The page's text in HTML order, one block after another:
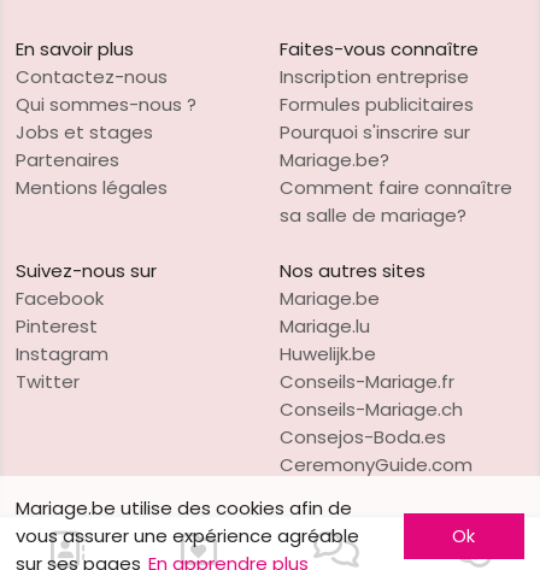
En savoir plus
Contactez-nous
Qui sommes-nous ?
Jobs et stages
Partenaires
Mentions légales
Faites-vous connaître
Inscription entreprise
Formules publicitaires
Pourquoi s'inscrire sur
Mariage.be?
Comment faire connaître
sa salle de mariage?
Suivez-nous sur
Facebook
Pinterest
Instagram
Twitter
Nos autres sites
Mariage.be
Mariage.lu
Huwelijk.be
Conseils-Mariage.fr
Conseils-Mariage.ch
Consejos-Boda.es
CeremonyGuide.com
VO PublishingCopyright © 1997-2026 Mariage.be
Mariage.be utilise des cookies afin de
vous assurer une expérience agréable
sur ses pages En apprendre plus
Ok